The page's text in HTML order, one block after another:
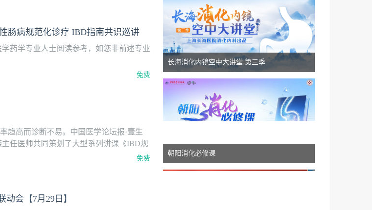
肠病规范化诊疗 IBD指南共识巡讲
药学专业人士阅读参考，如您非前述专业
免费
趋高而诊断不易。中国医学论坛报·壹生
任医师共同策划了大型系列讲课《IBD规
地讲授IBD的临床诊治，内容全面实用。
免费
会【7月29日】
长海消化内镜空中大讲堂 第三季
朝阳消化必修课